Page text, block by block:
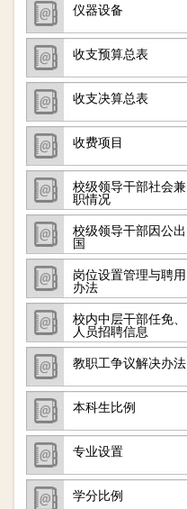
仪器设备
收支预算总表
收支决算总表
收费项目
校级领导干部社会兼
职情况
校级领导干部因公出
国
岗位设置管理与聘用
办法
校内中层干部任免、
人员招聘信息
教职工争议解决办法
本科生比例
专业设置
学分比例